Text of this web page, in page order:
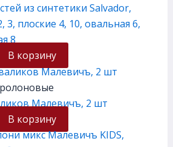
из синтетики Salvador,
3, плоские 4, 10, овальная 6,
8
В корзину
Малевичъ, 2 шт
В корзину